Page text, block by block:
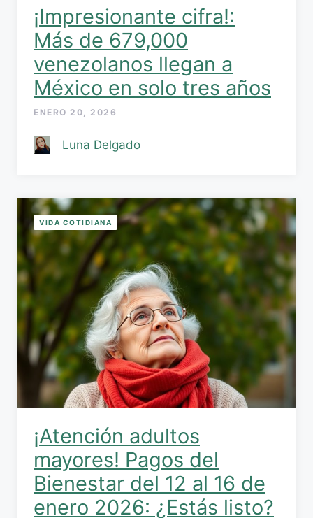
¡Impresionante cifra!:
Más de 679,000
venezolanos llegan a
México en solo tres años
ENERO 20, 2026
Luna Delgado
VIDA COTIDIANA
¡Atención adultos
mayores! Pagos del
Bienestar del 12 al 16 de
enero 2026: ¿Estás listo?